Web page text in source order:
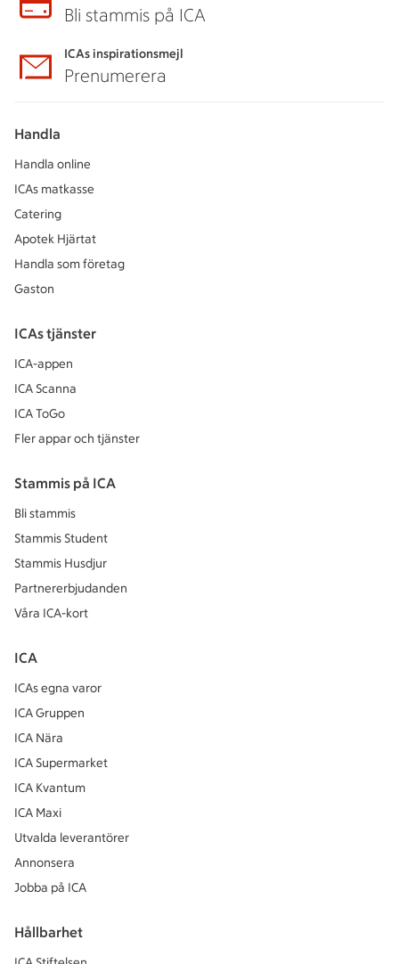
Bli stammis på ICA
ICAs inspirationsmejl
Prenumerera
Handla
Handla online
ICAs matkasse
Catering
Apotek Hjärtat
Handla som företag
Gaston
ICAs tjänster
ICA-appen
ICA Scanna
ICA ToGo
Fler appar och tjänster
Stammis på ICA
Bli stammis
Stammis Student
Stammis Husdjur
Partnererbjudanden
Våra ICA-kort
ICA
ICAs egna varor
ICA Gruppen
ICA Nära
ICA Supermarket
ICA Kvantum
ICA Maxi
Utvalda leverantörer
Annonsera
Jobba på ICA
Hållbarhet